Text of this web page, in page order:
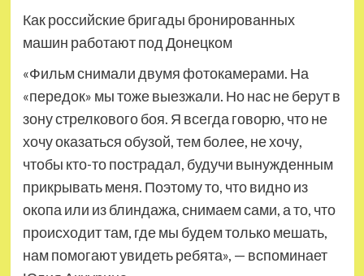
Как российские бригады бронированных
машин работают под Донецком
«Фильм снимали двумя фотокамерами. На
«передок» мы тоже выезжали. Но нас не берут в
зону стрелкового боя. Я всегда говорю, что не
хочу оказаться обузой, тем более, не хочу,
чтобы кто-то пострадал, будучи вынужденным
прикрывать меня. Поэтому то, что видно из
окопа или из блиндажа, снимаем сами, а то, что
происходит там, где мы будем только мешать,
нам помогают увидеть ребята», — вспоминает